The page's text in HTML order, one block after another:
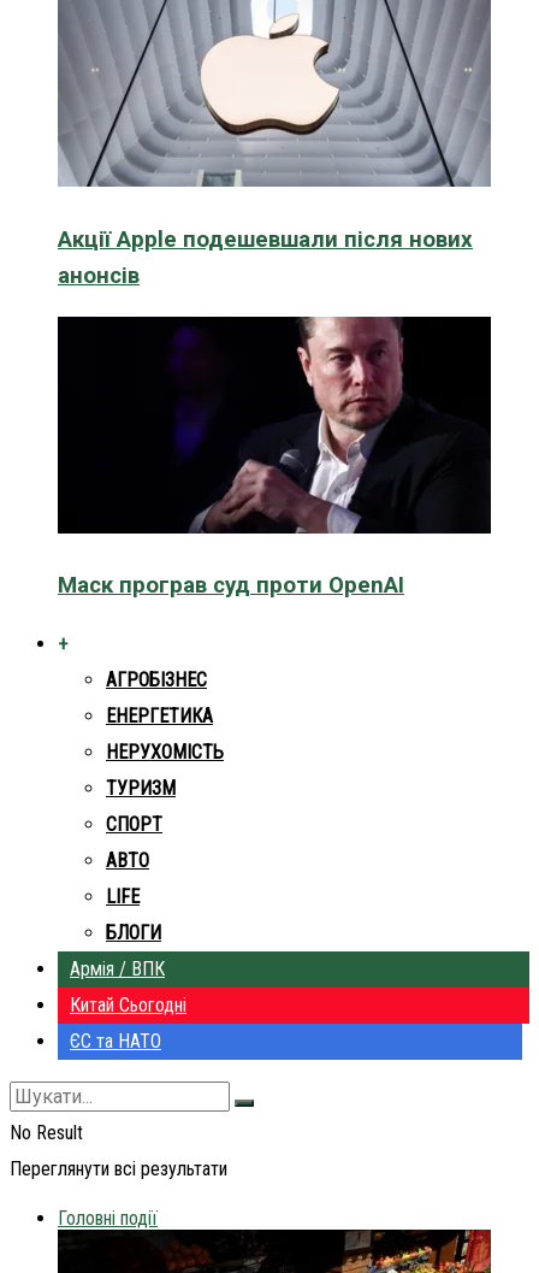
Акції Apple подешевшали після нових
анонсів
Маск програв суд проти OpenAI
+
АГРОБІЗНЕС
ЕНЕРГЕТИКА
НЕРУХОМІСТЬ
ТУРИЗМ
СПОРТ
АВТО
LIFE
БЛОГИ
Армія / ВПК
Китай Сьогодні
ЄС та НАТО
No Result
Переглянути всі результати
Головні події